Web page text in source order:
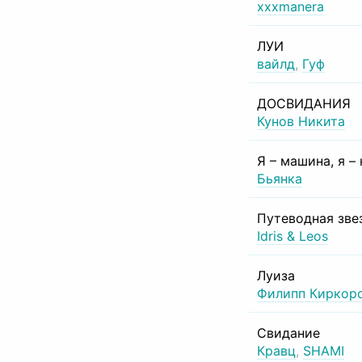
xxxmanera
ЛУИ
вайлд, Гуф
ДОСВИДАНИЯ
Кунов Никита
Я – машина, я –
Бьянка
Путеводная
Idris & Leos
Луиза
Филипп
Свидание
Кравц, SHAMI